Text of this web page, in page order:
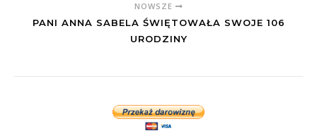
NOWSZE
PANI ANNA SABELA ŚWIĘTOWAŁA SWOJE 106
URODZINY